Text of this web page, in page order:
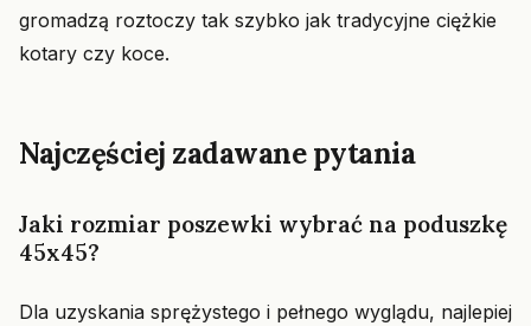
gromadzą roztoczy tak szybko jak tradycyjne ciężkie
kotary czy koce.
Najczęściej zadawane pytania
Jaki rozmiar poszewki wybrać na poduszkę
45x45?
Dla uzyskania sprężystego i pełnego wyglądu, najlepiej